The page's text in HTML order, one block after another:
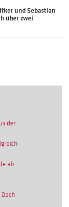
und Sebastian
über zwei
der
ab